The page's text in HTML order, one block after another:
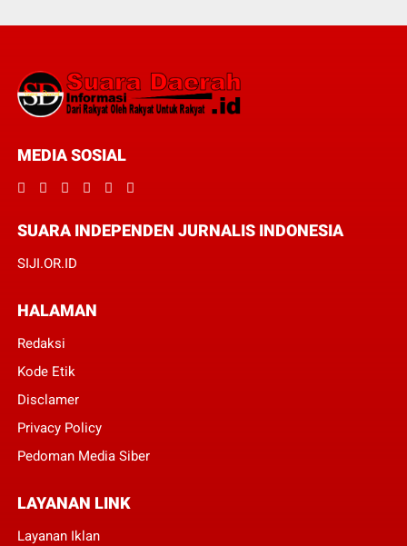
MEDIA SOSIAL
SUARA INDEPENDEN JURNALIS INDONESIA
SIJI.OR.ID
HALAMAN
Redaksi
Kode Etik
Disclamer
Privacy Policy
Pedoman Media Siber
LAYANAN LINK
Layanan Iklan